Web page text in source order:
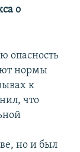
о
опасность
нормы
к
что
но и был